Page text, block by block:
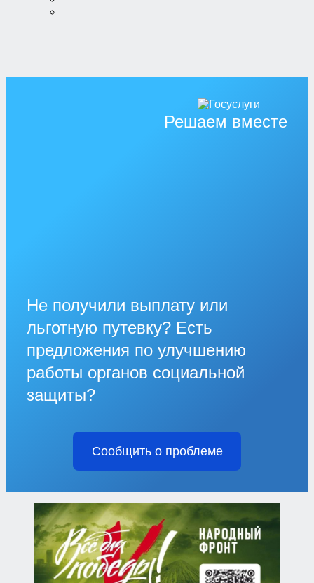
Решаем вместе
Не получили выплату или
льготную путевку? Есть
предложения по улучшению
работы органов социальной
защиты?
Сообщить о проблеме